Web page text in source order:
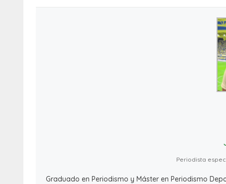
Periodista
Graduado en Periodismo y Máster en Periodismo